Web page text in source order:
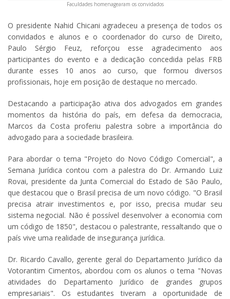
Faculdades homenagearam os convidados
O presidente Nahid Chicani agradeceu a presença de todos os
convidados e alunos e o coordenador do curso de Direito,
Paulo Sérgio Feuz, reforçou esse agradecimento aos
participantes do evento e a dedicação concedida pelas FRB
durante esses 10 anos ao curso, que formou diversos
profissionais, hoje em posição de destaque no mercado.
Destacando a participação ativa dos advogados em grandes
momentos da história do país, em defesa da democracia,
Marcos da Costa proferiu palestra sobre a importância do
advogado para a sociedade brasileira.
Para abordar o tema "Projeto do Novo Código Comercial", a
Semana Jurídica contou com a palestra do Dr. Armando Luiz
Rovai, presidente da Junta Comercial do Estado de São Paulo,
que destacou que o Brasil precisa de um novo código. "O Brasil
precisa atrair investimentos e, por isso, precisa mudar seu
sistema negocial. Não é possível desenvolver a economia com
um código de 1850", destacou o palestrante, ressaltando que o
país vive uma realidade de insegurança jurídica.
Dr. Ricardo Cavallo, gerente geral do Departamento Jurídico da
Votorantim Cimentos, abordou com os alunos o tema "Novas
atividades do Departamento Jurídico de grandes grupos
empresariais". Os estudantes tiveram a oportunidade de